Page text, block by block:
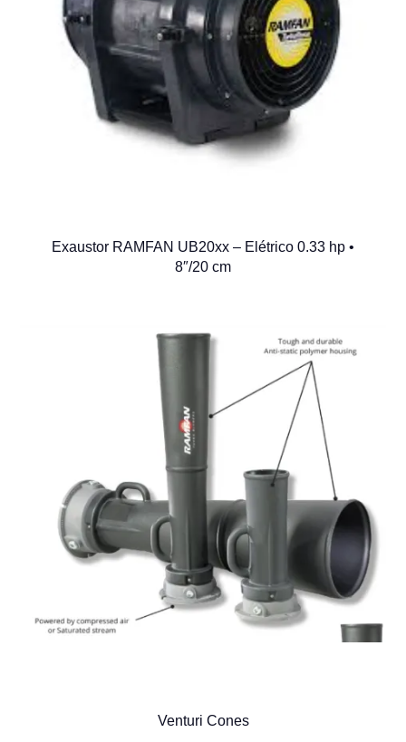
Exaustor RAMFAN UB20xx – Elétrico 0.33 hp •
8″/20 cm
Venturi Cones